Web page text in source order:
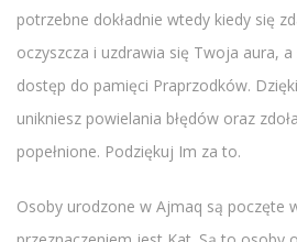
potrzebne dokładnie wtedy kiedy się
oczyszcza i uzdrawia się Twoja aura,
dostęp do pamięci Praprzodków.
unikniesz powielania błędów oraz
popełnione. Podziękuj Im za to.
Osoby urodzone w Ajmaq są poczęte